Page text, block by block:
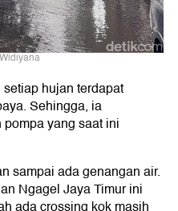
hujan terdapat
Sehingga, ia
yang saat ini
sampai ada genangan air.
Ngagel Jaya Timur ini